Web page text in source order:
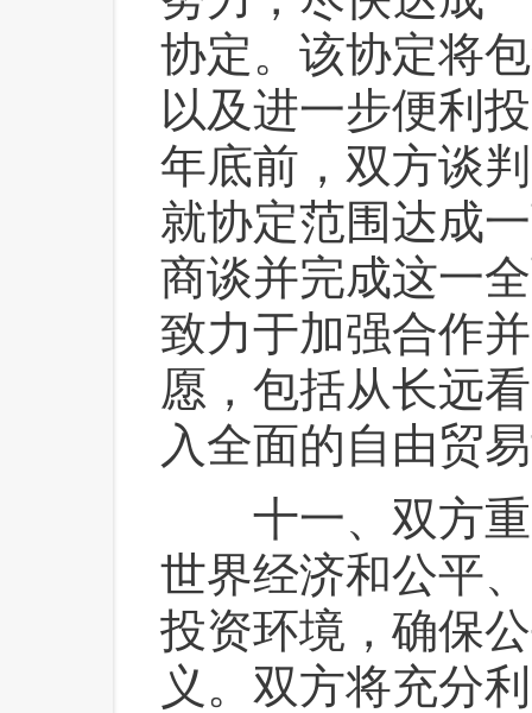
协定。该协定将
以及进一步便利
年底前，双方谈
就协定范围达成
商谈并完成这一
致力于加强合作
愿，包括从长远
入全面的自由贸
十一、双方重
世界经济和公平
投资环境，确保
义。双方将充分